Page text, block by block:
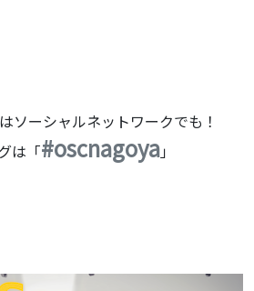
ソーシャルネットワークでも！
は「#oscnagoya」